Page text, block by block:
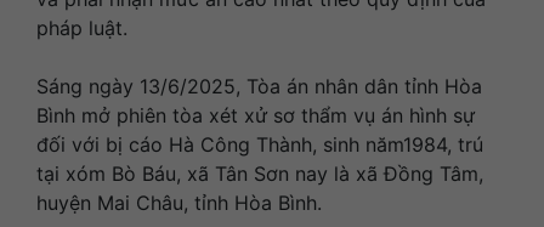
pháp luật.
​Sáng ngày 13/6/2025, Tòa án nhân dân tỉnh Hòa
Bình mở phiên tòa xét xử sơ thẩm vụ án hình sự
đối với bị cáo Hà Công Thành, sinh năm1984, trú
tại xóm Bò Báu, xã Tân Sơn nay là xã Đồng Tâm,
huyện Mai Châu, tỉnh Hòa Bình.